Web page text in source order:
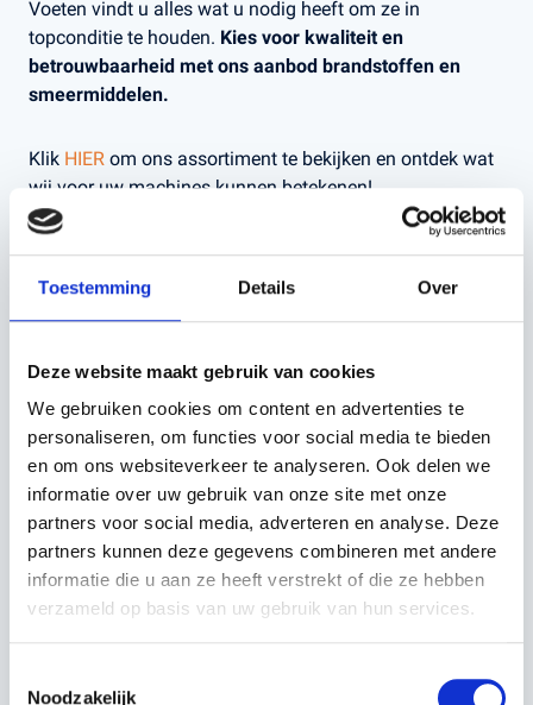
Toestemming Details Over
Deze website maakt gebruik van cookies
We gebruiken cookies om content en advertenties te
personaliseren, om functies voor social media te bieden
en om ons websiteverkeer te analyseren. Ook delen we
informatie over uw gebruik van onze site met onze
partners voor social media, adverteren en analyse. Deze
partners kunnen deze gegevens combineren met andere
informatie die u aan ze heeft verstrekt of die ze hebben
verzameld op basis van uw gebruik van hun services.
Noodzakelijk
Voeten vindt u alles wat u nodig heeft om ze in
topconditie te houden. Kies voor kwaliteit en
betrouwbaarheid met ons aanbod brandstoffen en
smeermiddelen.
Klik HIER om ons assortiment te bekijken en ontdek wat
wij voor uw machines kunnen betekenen!
VRAAG EN
ANTWOORD -
BRANDSTOFFEN:
1. IS HET SLECHT OM JE TANK
VOLLEDIG LEEG TE MAKEN?
Het volledig leeg laten lopen van de brandstoftank van
een tuinmachine kan nadelige gevolgen hebben,
afhankelijk van het type machine en de gebruikte
brandstof. Hier zijn de belangrijkste punten om rekening